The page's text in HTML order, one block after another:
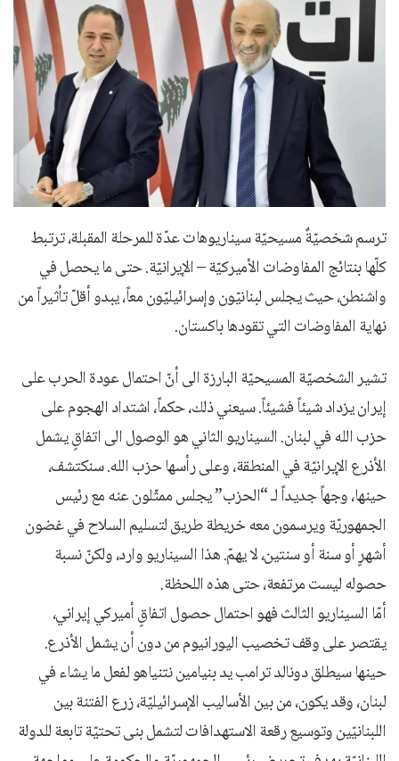
ترسم شخصيّةٌ مسيحيّة سيناريوهات عدّة للمرحلة المقبلة، ترتبط
كلّها بنتائج المفاوضات الأميركيّة – الإيرانيّة. حتى ما يحصل في
واشنطن، حيث يجلس لبنانيّون وإسرائيليّون معاً، يبدو أقلّ تأثيراً من
نهاية المفاوضات التي تقودها باكستان.
تشير الشخصيّة المسيحيّة البارزة الى أنّ احتمال عودة الحرب على
إيران يزداد شيئاً فشيئاً. سيعني ذلك، حكماً، اشتداد الهجوم على
حزب الله في لبنان. السيناريو الثاني هو الوصول الى اتفاقٍ يشمل
الأذرع الإيرانيّة في المنطقة، وعلى رأسها حزب الله. سنكتشف،
حينها، وجهاً جديداً لـ “الحزب” يجلس ممثّلون عنه مع رئيس
الجمهوريّة ويرسمون معه خريطة طريق لتسليم السلاح في غضون
أشهرٍ أو سنة أو سنتين، لا يهمّ. هذا السيناريو وارد، ولكنّ نسبة
حصوله ليست مرتفعة، حتى هذه اللحظة.
أمّا السيناريو الثالث فهو احتمال حصول اتفاقٍ أميركي إيراني،
يقتصر على وقف تخصيب اليورانيوم من دون أن يشمل الأذرع.
حينها سيطلق دونالد ترامب يد بنيامين نتنياهو لفعل ما يشاء في
لبنان، وقد يكون، من بين الأساليب الإسرائيليّة، زرع الفتنة بين
اللبنانيّين وتوسيع رقعة الاستهدافات لتشمل بنى تحتيّة تابعة للدولة